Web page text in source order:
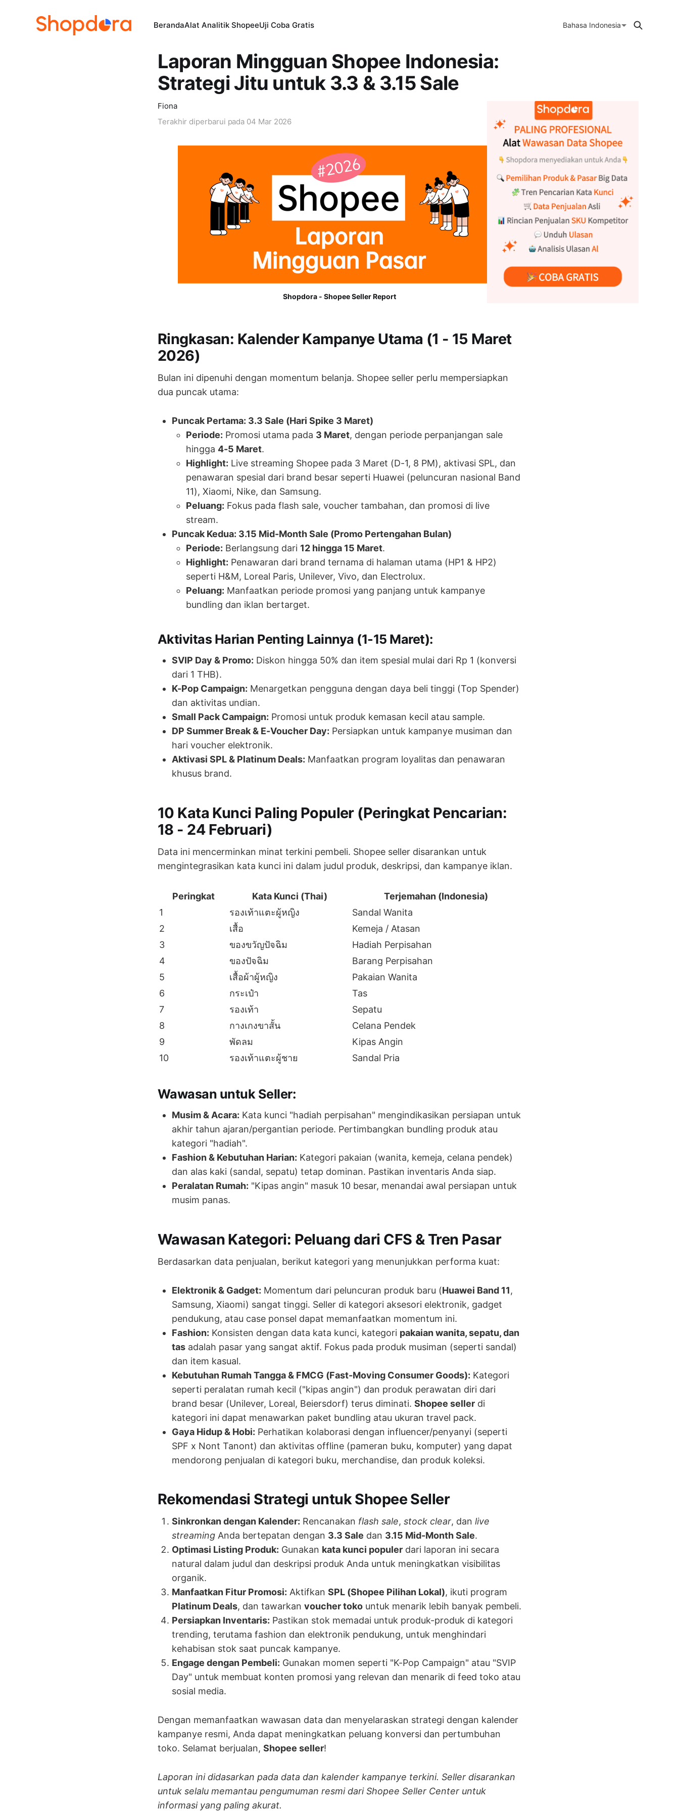
BerandaAlat Analitik ShopeeUji Coba Gratis Bahasa Indonesia
Laporan Mingguan Shopee Indonesia:
Strategi Jitu untuk 3.3 & 3.15 Sale
Fiona
Terakhir diperbarui pada 04 Mar 2026
Shopdora - Shopee Seller Report
Ringkasan: Kalender Kampanye Utama (1 - 15 Maret
2026)
Bulan ini dipenuhi dengan momentum belanja. Shopee seller perlu mempersiapkan
dua puncak utama:
Puncak Pertama: 3.3 Sale (Hari Spike 3 Maret)
Periode: Promosi utama pada 3 Maret, dengan periode perpanjangan sale
hingga 4-5 Maret.
Highlight: Live streaming Shopee pada 3 Maret (D-1, 8 PM), aktivasi SPL, dan
penawaran spesial dari brand besar seperti Huawei (peluncuran nasional Band
11), Xiaomi, Nike, dan Samsung.
Peluang: Fokus pada flash sale, voucher tambahan, dan promosi di live
stream.
Puncak Kedua: 3.15 Mid-Month Sale (Promo Pertengahan Bulan)
Periode: Berlangsung dari 12 hingga 15 Maret.
Highlight: Penawaran dari brand ternama di halaman utama (HP1 & HP2)
seperti H&M, Loreal Paris, Unilever, Vivo, dan Electrolux.
Peluang: Manfaatkan periode promosi yang panjang untuk kampanye
bundling dan iklan bertarget.
Aktivitas Harian Penting Lainnya (1-15 Maret):
SVIP Day & Promo: Diskon hingga 50% dan item spesial mulai dari Rp 1 (konversi
dari 1 THB).
K-Pop Campaign: Menargetkan pengguna dengan daya beli tinggi (Top Spender)
dan aktivitas undian.
Small Pack Campaign: Promosi untuk produk kemasan kecil atau sample.
DP Summer Break & E-Voucher Day: Persiapkan untuk kampanye musiman dan
hari voucher elektronik.
Aktivasi SPL & Platinum Deals: Manfaatkan program loyalitas dan penawaran
khusus brand.
10 Kata Kunci Paling Populer (Peringkat Pencarian:
18 - 24 Februari)
Data ini mencerminkan minat terkini pembeli. Shopee seller disarankan untuk
mengintegrasikan kata kunci ini dalam judul produk, deskripsi, dan kampanye iklan.
Peringkat Kata Kunci (Thai)
Terjemahan (Indonesia)
1
รองเท้าแตะผู้หญิง
Sandal Wanita
2
เสื้อ
Kemeja / Atasan
3
ของขวัญปัจฉิม
Hadiah Perpisahan
4
ของปัจฉิม
Barang Perpisahan
5
เสื้อผ้าผู้หญิง
Pakaian Wanita
6
กระเป๋า
Tas
7
รองเท้า
Sepatu
8
กางเกงขาสั้น
Celana Pendek
9
พัดลม
Kipas Angin
10
รองเท้าแตะผู้ชาย Sandal Pria
Wawasan untuk Seller:
Musim & Acara: Kata kunci "hadiah perpisahan" mengindikasikan persiapan untuk
akhir tahun ajaran/pergantian periode. Pertimbangkan bundling produk atau
kategori "hadiah".
Fashion & Kebutuhan Harian: Kategori pakaian (wanita, kemeja, celana pendek)
dan alas kaki (sandal, sepatu) tetap dominan. Pastikan inventaris Anda siap.
Peralatan Rumah: "Kipas angin" masuk 10 besar, menandai awal persiapan untuk
musim panas.
Wawasan Kategori: Peluang dari CFS & Tren Pasar
Berdasarkan data penjualan, berikut kategori yang menunjukkan performa kuat:
Elektronik & Gadget: Momentum dari peluncuran produk baru (Huawei Band 11,
Samsung, Xiaomi) sangat tinggi. Seller di kategori aksesori elektronik, gadget
pendukung, atau case ponsel dapat memanfaatkan momentum ini.
Fashion: Konsisten dengan data kata kunci, kategori pakaian wanita, sepatu, dan
tas adalah pasar yang sangat aktif. Fokus pada produk musiman (seperti sandal)
dan item kasual.
Kebutuhan Rumah Tangga & FMCG (Fast-Moving Consumer Goods): Kategori
seperti peralatan rumah kecil ("kipas angin") dan produk perawatan diri dari
brand besar (Unilever, Loreal, Beiersdorf) terus diminati. Shopee seller di
kategori ini dapat menawarkan paket bundling atau ukuran travel pack.
Gaya Hidup & Hobi: Perhatikan kolaborasi dengan influencer/penyanyi (seperti
SPF x Nont Tanont) dan aktivitas offline (pameran buku, komputer) yang dapat
mendorong penjualan di kategori buku, merchandise, dan produk koleksi.
Rekomendasi Strategi untuk Shopee Seller
Sinkronkan dengan Kalender: Rencanakan flash sale, stock clear, dan live
streaming Anda bertepatan dengan 3.3 Sale dan 3.15 Mid-Month Sale.
Optimasi Listing Produk: Gunakan kata kunci populer dari laporan ini secara
natural dalam judul dan deskripsi produk Anda untuk meningkatkan visibilitas
organik.
Manfaatkan Fitur Promosi: Aktifkan SPL (Shopee Pilihan Lokal), ikuti program
Platinum Deals, dan tawarkan voucher toko untuk menarik lebih banyak pembeli.
Persiapkan Inventaris: Pastikan stok memadai untuk produk-produk di kategori
trending, terutama fashion dan elektronik pendukung, untuk menghindari
kehabisan stok saat puncak kampanye.
Engage dengan Pembeli: Gunakan momen seperti "K-Pop Campaign" atau "SVIP
Day" untuk membuat konten promosi yang relevan dan menarik di feed toko atau
sosial media.
Dengan memanfaatkan wawasan data dan menyelaraskan strategi dengan kalender
kampanye resmi, Anda dapat meningkatkan peluang konversi dan pertumbuhan
toko. Selamat berjualan, Shopee seller!
Laporan ini didasarkan pada data dan kalender kampanye terkini. Seller disarankan
untuk selalu memantau pengumuman resmi dari Shopee Seller Center untuk
informasi yang paling akurat.